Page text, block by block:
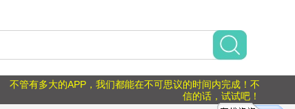
不管有多大的APP，我们都能在不可思议的时间内完成！不
信的话，试试吧！